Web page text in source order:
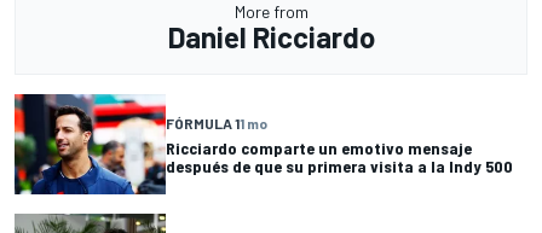
More from
Daniel Ricciardo
FÓRMULA 11 mo
Ricciardo comparte un emotivo mensaje
después de que su primera visita a la Indy 500